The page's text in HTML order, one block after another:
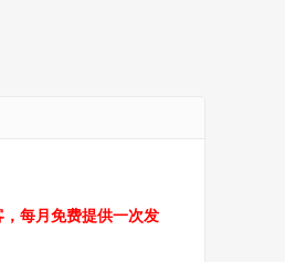
每月免费提供一次发